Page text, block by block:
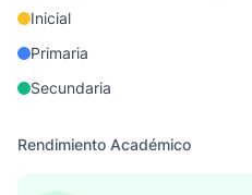
Inicial
Primaria
Secundaria
Rendimiento Académico